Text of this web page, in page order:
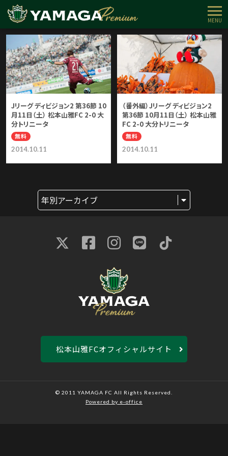
MENU
無料コンテンツ インタビュー 試合展望 コラソン
2014.10.11
Jリーグ ディビジョン2 第36節 10
月11日（土） 松本山雅FC 2-0 大
分トリニータ
無料
2014.10.11
（番外編）Jリーグ ディビジョン2
第36節 10月11日（土） 松本山雅
FC 2-0 大分トリニータ
無料
松本山雅FCオフィシャルサイト
© 2011 YAMAGA FC All Rights Reserved.
Powered by e-office